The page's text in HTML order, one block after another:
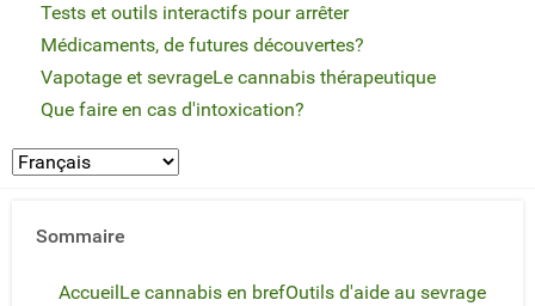
Tests et outils interactifs pour arrêter
Médicaments, de futures découvertes?
Vapotage et sevrageLe cannabis thérapeutique
Que faire en cas d'intoxication?
Sommaire
AccueilLe cannabis en brefOutils d'aide au sevrage